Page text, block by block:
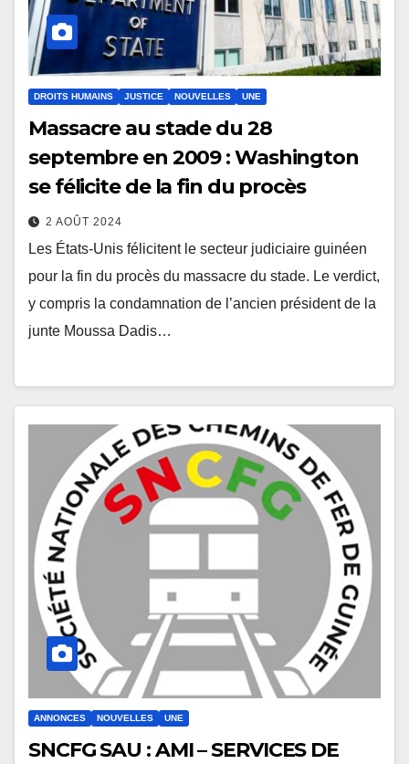
DROITS HUMAINS JUSTICE NOUVELLES UNE
Massacre au stade du 28
septembre en 2009 : Washington
se félicite de la fin du procès
2 AOÛT 2024
Les États-Unis félicitent le secteur judiciaire guinéen
pour la fin du procès du massacre du stade. Le verdict,
y compris la condamnation de l’ancien président de la
junte Moussa Dadis…
ANNONCES NOUVELLES UNE
SNCFG SAU : AMI – SERVICES DE